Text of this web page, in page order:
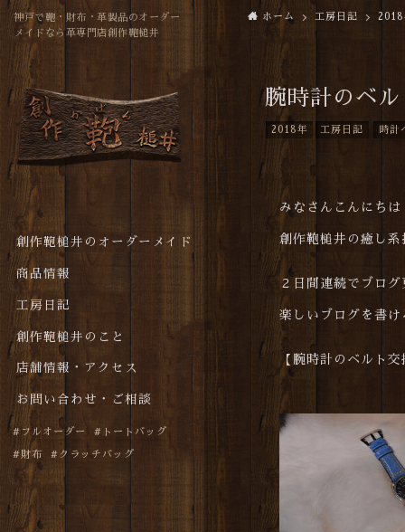
神戸で鞄・財布・革製品のオーダー
メイドなら革専門店創作鞄槌井
創作鞄槌井のオーダーメイド
商品情報
工房日記
創作鞄槌井のこと
店舗情報・アクセス
お問い合わせ・ご相談
フルオーダー トートバッグ
財布 クラッチバッグ
ホーム 工房日記
腕時計のベ
2018年 工房日記 時計
みなさんこんにち
創作鞄槌井の癒し
２日間連続でブロ
楽しいブログを書
【腕時計のベルト